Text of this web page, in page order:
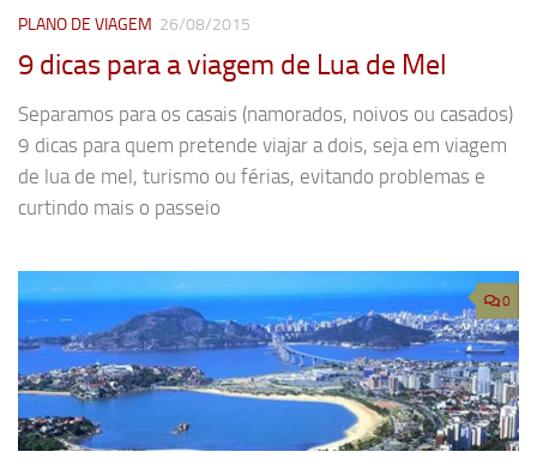
PLANO DE VIAGEM 26/08/2015
9 dicas para a viagem de Lua de Mel
Separamos para os casais (namorados, noivos ou casados)
9 dicas para quem pretende viajar a dois, seja em viagem
de lua de mel, turismo ou férias, evitando problemas e
curtindo mais o passeio
0